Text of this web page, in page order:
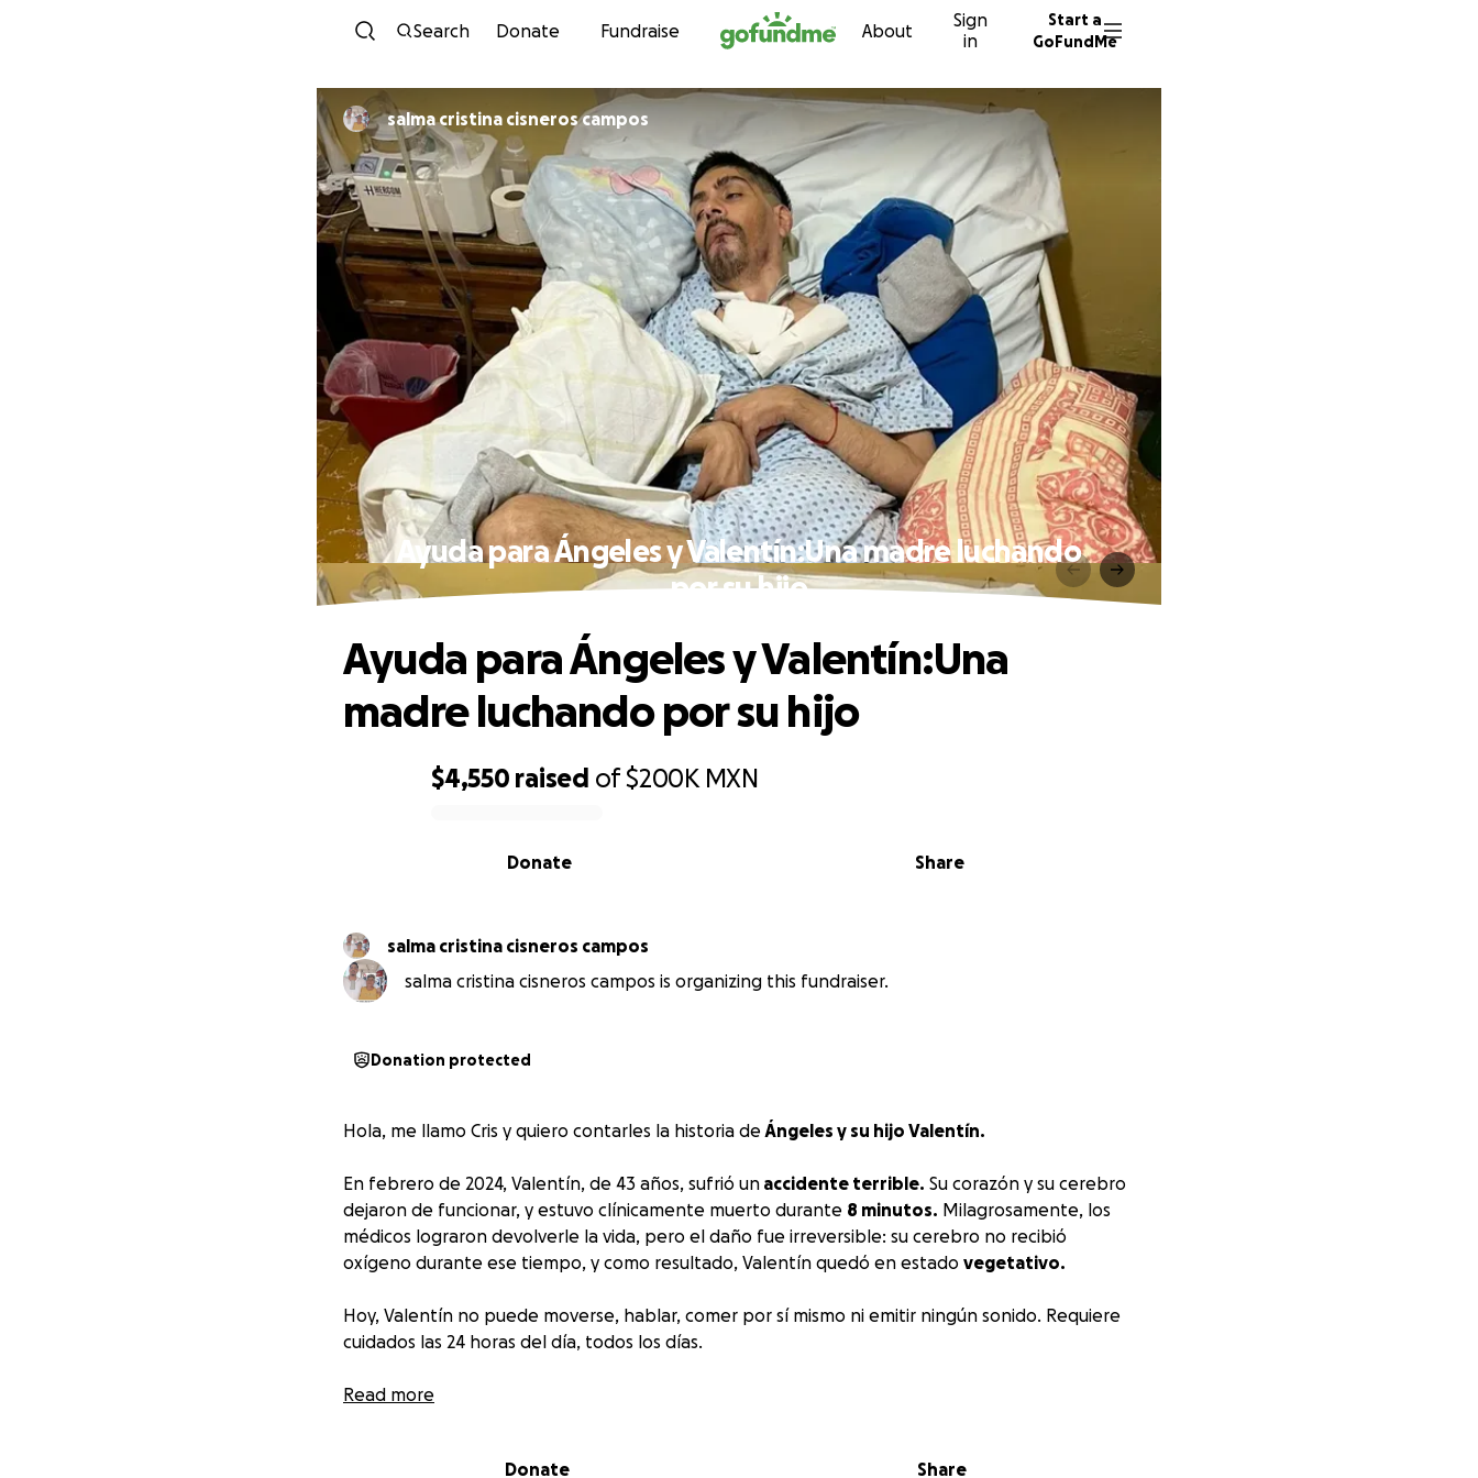
Skip to content
Search Donate Fundraise About
Sign
in
Start a
GoFundMe
salma cristina cisneros campos
Ayuda para Ángeles y Valentín:Una madre luchando
por su hijo
$4,550 raised of$200K MXN
Share
Donate
Ayuda para Ángeles y Valentín:Una
madre luchando por su hijo
salma cristina cisneros campos
salma cristina cisneros campos is organizing this fundraiser.
Donation protected
Hola, me llamo Cris y quiero contarles la historia de Ángeles y su hijo Valentín.
En febrero de 2024, Valentín, de 43 años, sufrió un accidente terrible. Su corazón y su cerebro
dejaron de funcionar, y estuvo clínicamente muerto durante 8 minutos. Milagrosamente, los
médicos lograron devolverle la vida, pero el daño fue irreversible: su cerebro no recibió
oxígeno durante ese tiempo, y como resultado, Valentín quedó en estado vegetativo.
Hoy, Valentín no puede moverse, hablar, comer por sí mismo ni emitir ningún sonido. Requiere
cuidados las 24 horas del día, todos los días.
Desde entonces, Ángeles, su madre, ha estado a su lado sin descanso. Tuvo que dejar su trabajo
gastos médicos y hoy apenas cuentan con lo básico para vivir.
Read more
Donate Share